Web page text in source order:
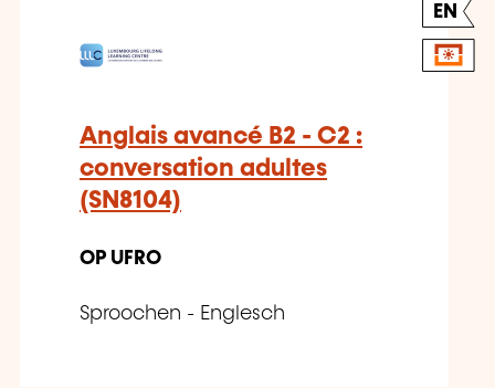
EN
Anglais avancé B2 - C2 :
conversation adultes
(SN8104)
OP UFRO
Sproochen - Englesch